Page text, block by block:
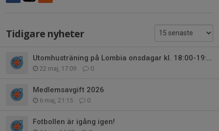
Tidigare nyheter
Utomhusträning på Lombia onsdagar kl. 18:00-19:00
22 maj, 17:09 0
Medlemsavgift 2026
6 maj, 21:15 0
Fotbollen är igång igen!